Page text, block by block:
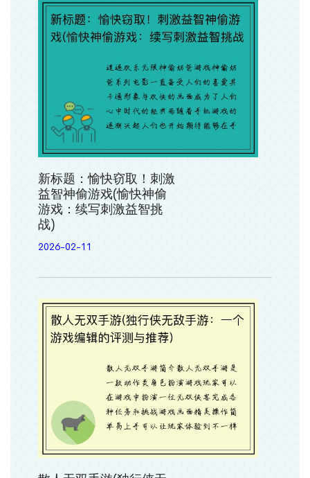
新标题：愉快窃取！刺激
益智神偷游戏(愉快神偷
游戏：续写刺激益智挑
战)
2026-02-11